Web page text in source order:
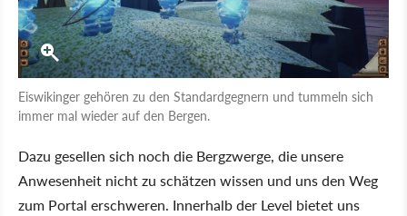
Eiswikinger gehören zu den Standardgegnern und tummeln sich
immer mal wieder auf den Bergen.
Dazu gesellen sich noch die Bergzwerge, die unsere
Anwesenheit nicht zu schätzen wissen und uns den Weg
zum Portal erschweren. Innerhalb der Level bietet uns